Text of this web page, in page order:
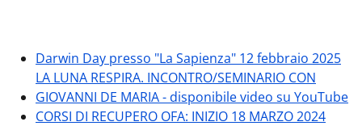
Darwin Day presso "La Sapienza" 12 febbraio 2025
LA LUNA RESPIRA. INCONTRO/SEMINARIO CON
GIOVANNI DE MARIA - disponibile video su YouTube
CORSI DI RECUPERO OFA: INIZIO 18 MARZO 2024